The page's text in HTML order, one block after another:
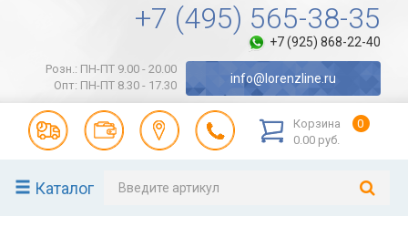
+7 (495) 565-38-35
+7 (925) 868-22-40
Розн.: ПН-ПТ 9.00 - 20.00
Опт: ПН-ПТ 8.30 - 17.30
info@lorenzline.ru
Корзина
0
0.00 руб.
Каталог